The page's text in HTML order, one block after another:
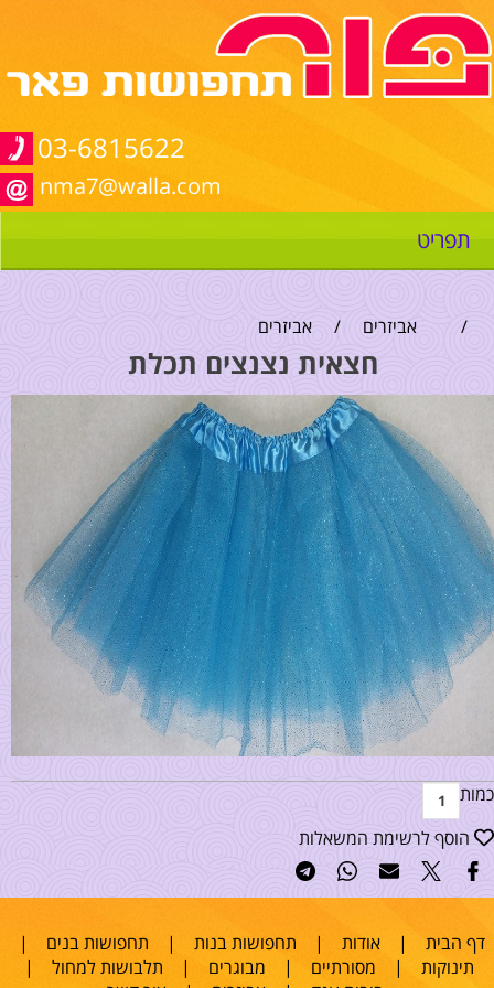
03-6815622
nma7@walla.com
תפריט
/ אביזרים / אביזרים
חצאית נצנצים תכלת
כמות
הוסף לרשימת המשאלות
דף הבית |אודות | תחפושות בנות | תחפושות בנים |
תינוקות | מסורתיים | מבוגרים | תלבושות למחול |